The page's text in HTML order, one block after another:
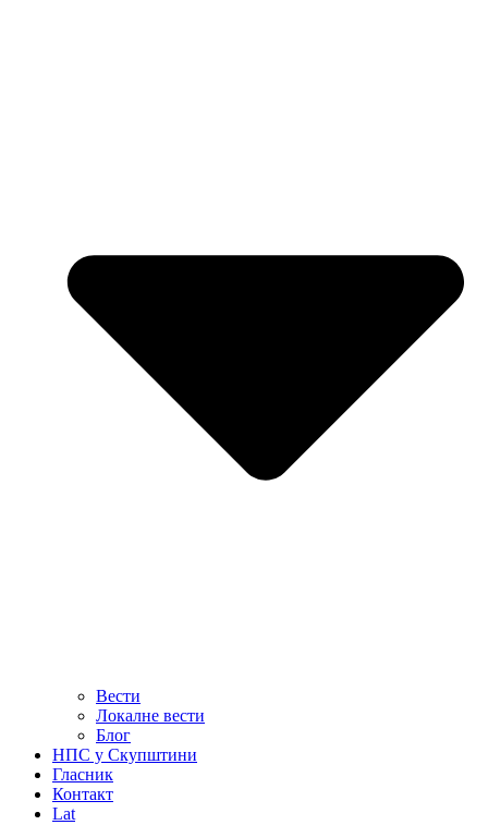
Вести
Локалне вести
Блог
НПС у Скупштини
Гласник
Контакт
Lat